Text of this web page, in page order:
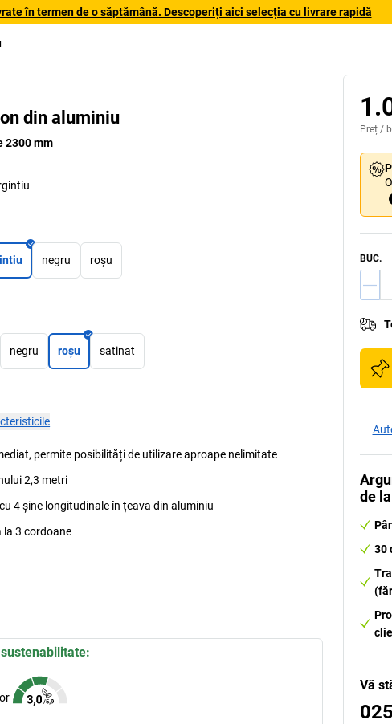
în termen de o săptămână. Descoperiți aici selecția cu livrare rapidă
din aluminiu
2300 mm
negru roșu
negru roșu satinat
permite posibilități de utilizare aproape nelimitate
2,3 metri
4 șine longitudinale în țeava din aluminiu
la 3 cordoane
Preț /
BUC.
de
30
Vă